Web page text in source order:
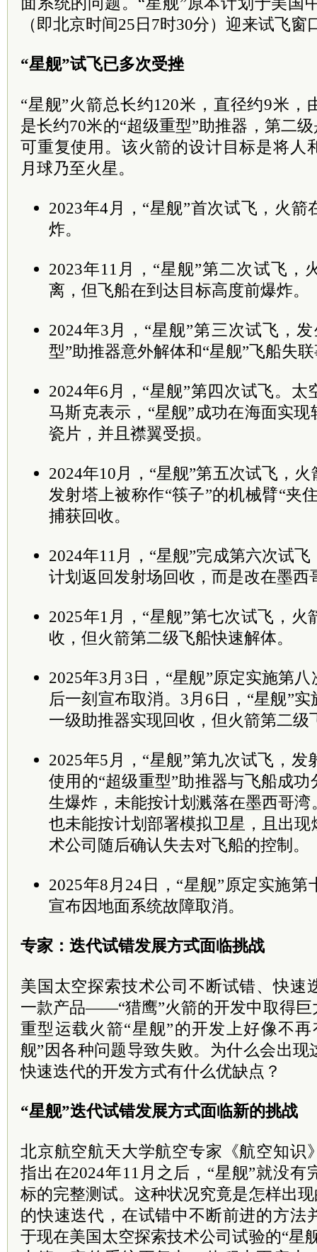
（即北京时间25日7时30分）迎来试飞窗
“星舰”试飞已多次受挫
“星舰”火箭总长约120米，直径约9米，
是长约70米的“超级重型”助推器，第二
可重复使用。该火箭的设计目标是将人
月球乃至火星。
2023年4月，“星舰”首次试飞，火
炸。
2023年11月，“星舰”第二次试飞，
离，但飞船在到达目标高度前爆炸。
2024年3月，“星舰”第三次试飞，
型”助推器意外解体和“星舰”飞船失
2024年6月，“星舰”第四次试飞。
马斯克表示，“星舰”成功在海面实
瓷片，并且襟翼受损。
2024年10月，“星舰”第五次试飞，
发射塔上被称作“筷子”的机械臂“夹
捕获回收。
2024年11月，“星舰”完成第六次试
计划返回发射场回收，而是改在墨西
2025年1月，“星舰”第七次试飞，
收，但火箭第二级飞船快速解体。
2025年3月3日，“星舰”原定实施第
后一刻宣布取消。3月6日，“星舰”
一级助推器实现回收，但火箭第二级
2025年5月，“星舰”第九次试飞，
使用的“超级重型”助推器与飞船成
生爆炸，未能按计划溅落在墨西哥
也未能按计划部署模拟卫星，且出
术公司随后确认失去对飞船的控制。
2025年8月24日，“星舰”原定实施
宣布因地面系统故障取消。
专家：迭代试错发展方式面临挑战
美国太空探索技术公司不断试错、快速
一款产品——“猎鹰”火箭的开发中取得巨
重型运载火箭“星舰”的开发上好像不
舰”因各种问题导致失败。为什么会出
快速迭代的开发方式有什么优缺点？
“星舰”迭代试错发展方式面临新的挑战
北京航空航天大学航空专家《航空知识
指出在2024年11月之后，“星舰”就没有
标的完整测试。这种状况究竟是怎样出
的快速迭代，在试错中不断前进的方法
于现在美国太空探索技术公司试验的“星